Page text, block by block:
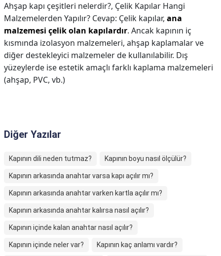
Ahşap kapı çeşitleri nelerdir?, Çelik Kapılar Hangi
Malzemelerden Yapılır? Cevap: Çelik kapılar, ana
malzemesi çelik olan kapılardır. Ancak kapının iç
kısmında izolasyon malzemeleri, ahşap kaplamalar ve
diğer destekleyici malzemeler de kullanılabilir. Dış
yüzeylerde ise estetik amaçlı farklı kaplama malzemeleri
(ahşap, PVC, vb.)
Diğer Yazılar
Kapının dili neden tutmaz? Kapının boyu nasıl ölçülür?
Kapının arkasında anahtar varsa kapı açılır mı?
Kapının arkasında anahtar varken kartla açılır mı?
Kapının arkasında anahtar kalırsa nasıl açılır?
Kapının içinde kalan anahtar nasıl açılır?
Kapının içinde neler var? Kapının kaç anlamı vardır?